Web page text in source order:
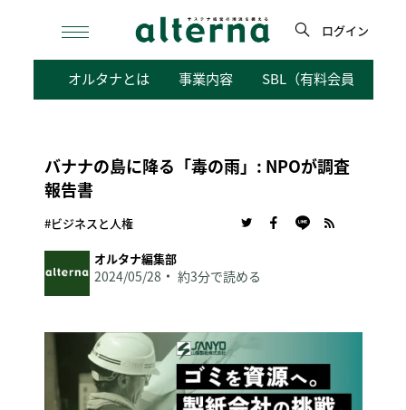
検
ログイン
オルタナとは 事業内容 SBL（有料会員向けサ
バナナの島に降る「毒の雨」: NPOが調査
報告書
#ビジネスと人権
オルタナ編集部
2024/05/28 約3分で読める